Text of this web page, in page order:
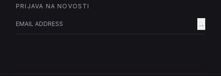
PRIJAVA NA NOVOSTI
→